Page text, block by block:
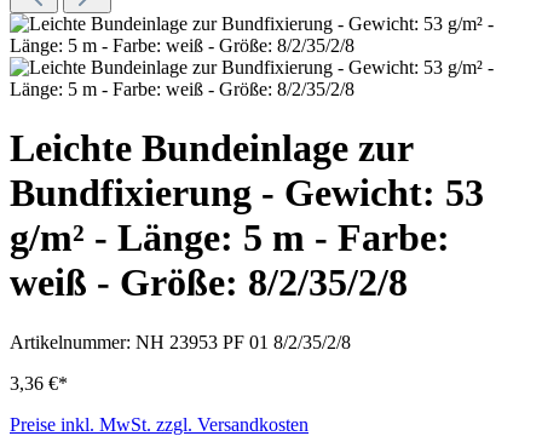
Leichte Bundeinlage zur
Bundfixierung - Gewicht: 53
g/m² - Länge: 5 m - Farbe:
weiß - Größe: 8/2/35/2/8
Artikelnummer: NH 23953 PF 01 8/2/35/2/8
3,36 €*
Preise inkl. MwSt. zzgl. Versandkosten